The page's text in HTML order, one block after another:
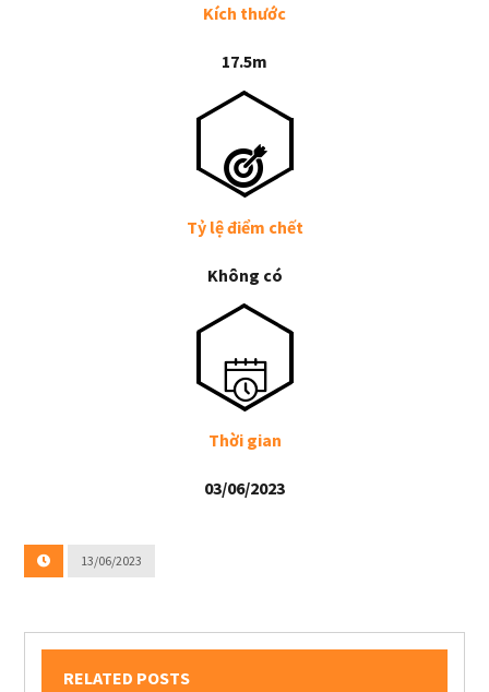
Kích thước
17.5m
Tỷ lệ điểm chết
Không có
Thời gian
03/06/2023
13/06/2023
RELATED POSTS